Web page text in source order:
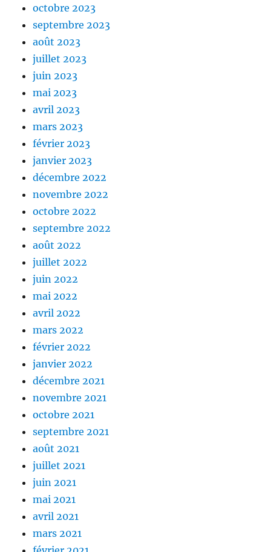
octobre 2023
septembre 2023
août 2023
juillet 2023
juin 2023
mai 2023
avril 2023
mars 2023
février 2023
janvier 2023
décembre 2022
novembre 2022
octobre 2022
septembre 2022
août 2022
juillet 2022
juin 2022
mai 2022
avril 2022
mars 2022
février 2022
janvier 2022
décembre 2021
novembre 2021
octobre 2021
septembre 2021
août 2021
juillet 2021
juin 2021
mai 2021
avril 2021
mars 2021